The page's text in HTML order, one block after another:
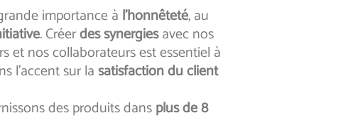
importance à l’honnêteté, au
. Créerdes synergiesavec nos
et nos collaborateurs est essentiel à
l’accent sur lasatisfaction du client
des produits dansplus de 8